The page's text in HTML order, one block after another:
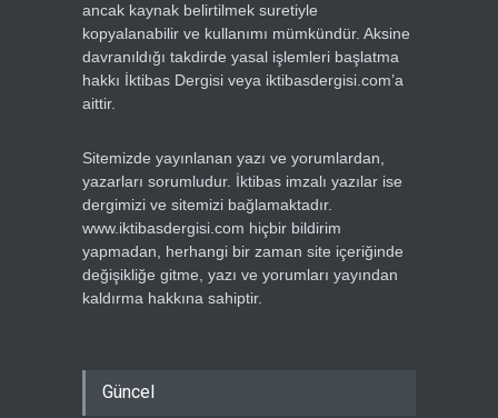
ancak kaynak belirtilmek suretiyle
kopyalanabilir ve kullanımı mümkündür. Aksine
davranıldığı takdirde yasal işlemleri başlatma
hakkı İktibas Dergisi veya iktibasdergisi.com’a
aittir.
Sitemizde yayınlanan yazı ve yorumlardan,
yazarları sorumludur. İktibas imzalı yazılar ise
dergimizi ve sitemizi bağlamaktadır.
www.iktibasdergisi.com hiçbir bildirim
yapmadan, herhangi bir zaman site içeriğinde
değişikliğe gitme, yazı ve yorumları yayından
kaldırma hakkına sahiptir.
Güncel